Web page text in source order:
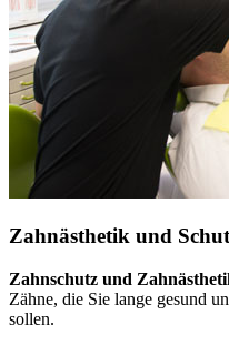
Zahnästhetik und
Zahnschutz und
Zähne, die Sie lange gesund
sollen.